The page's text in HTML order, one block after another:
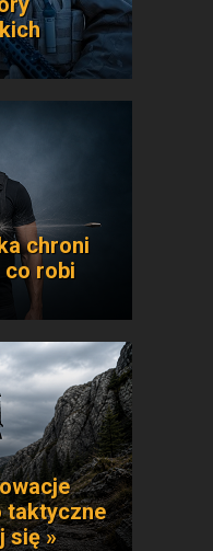
chroni
co robi
taktyczne
się »